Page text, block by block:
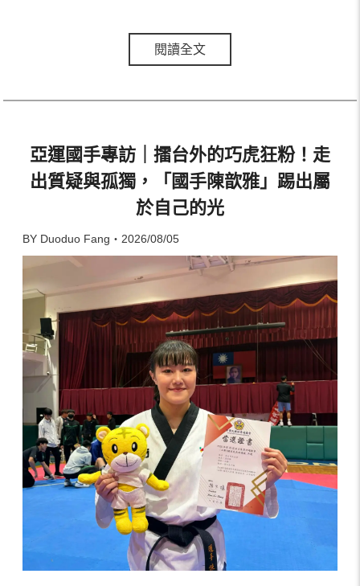
閱讀全文
亞運國手專訪｜擂台外的巧虎狂粉！走
出質疑與孤獨，「國手陳歆雅」踢出屬
於自己的光
BY Duoduo Fang・2026/08/05